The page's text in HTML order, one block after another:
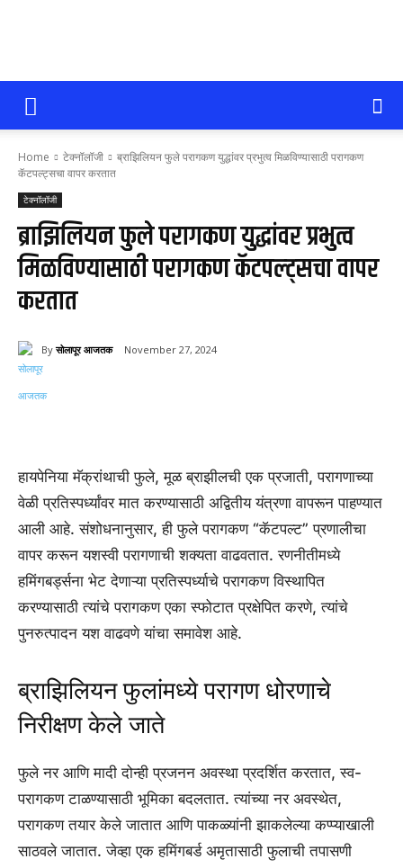
सोलापूर
आजतक
Home टेक्नॉलॉजी
ब्राझिलियन फुले परागकण युद्धांवर प्रभुत्व मिळविण्यासाठी परागकण
कॅटपल्ट्सचा वापर करतात
टेक्नॉलॉजी
ब्राझिलियन फुले परागकण युद्धांवर प्रभुत्व
मिळविण्यासाठी परागकण कॅटपल्ट्सचा वापर
करतात
By सोलापूर आजतक November 27, 2024
हायपेनिया मॅक्रांथाची फुले, मूळ ब्राझीलची एक प्रजाती, परागणाच्या
वेळी प्रतिस्पर्ध्यांवर मात करण्यासाठी अद्वितीय यंत्रणा वापरून पाहण्यात
आली आहे. संशोधनानुसार, ही फुले परागकण “कॅटपल्ट” प्रणालीचा
वापर करून यशस्वी परागणाची शक्यता वाढवतात. रणनीतीमध्ये
हमिंगबर्ड्सना भेट देणाऱ्या प्रतिस्पर्ध्याचे परागकण विस्थापित
करण्यासाठी त्यांचे परागकण एका स्फोटात प्रक्षेपित करणे, त्यांचे
पुनरुत्पादन यश वाढवणे यांचा समावेश आहे.
ब्राझिलियन फुलांमध्ये परागण धोरणाचे
निरीक्षण केले जाते
फुले नर आणि मादी दोन्ही प्रजनन अवस्था प्रदर्शित करतात, स्व-
परागकण टाळण्यासाठी भूमिका बदलतात. त्यांच्या नर अवस्थेत,
परागकण तयार केले जातात आणि पाकळ्यांनी झाकलेल्या कप्प्याखाली
साठवले जातात. जेव्हा एक हमिंगबर्ड अमृतासाठी फुलाची तपासणी